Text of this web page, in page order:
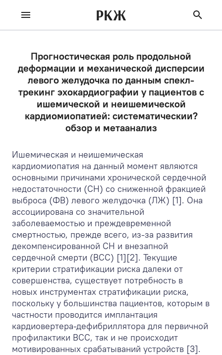
РКЖ
Прогностическая роль продольной
деформации и механической дисперсии
левого желудочка по данным спекл-
трекинг эхокардиографии у пациентов с
ишемической и неишемической
кардиомиопатией: систематическии?
обзор и метаанализ
Ишемическая и неишемическая
кардиомиопатия на данный момент являются
основными причинами хронической сердечной
недостаточности (СН) со сниженной фракцией
выброса (ФВ) левого желудочка (ЛЖ) [1]. Она
ассоциирована со значительной
заболеваемостью и преждевременной
смертностью, прежде всего, из-за развития
декомпенсированной СН и внезапной
сердечной смерти (ВСС) [1][2]. Текущие
критерии стратификации риска далеки от
совершенства, существует потребность в
новых инструментах стратификации риска,
поскольку у большинства пациентов, которым в
частности проводится имплантация
кардиовертера-дефибриллятора для первичной
профилактики ВСС, так и не происходит
мотивированных срабатываний устройств [3].